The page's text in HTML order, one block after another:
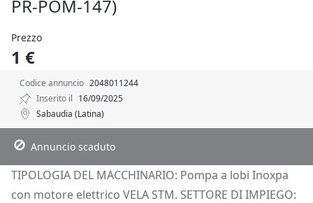
PR-POM-147)
Prezzo
1 €
Codice annuncio 2048011244
Inserito il 16/09/2025
Sabaudia (Latina)
Descrizione
Dettagli Posizione Richiedi Info
Annuncio scaduto
TIPOLOGIA DEL MACCHINARIO: Pompa a lobi Inoxpa
con motore elettrico VELA STM. SETTORE DI IMPIEGO: